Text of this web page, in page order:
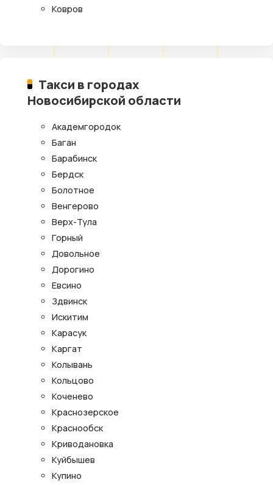
Ковров
Такси в городах
Новосибирской области
Академгородок
Баган
Барабинск
Бердск
Болотное
Венгерово
Верх-Тула
Горный
Довольное
Дорогино
Евсино
Здвинск
Искитим
Карасук
Каргат
Колывань
Кольцово
Коченево
Краснозерское
Краснообск
Криводановка
Куйбышев
Купино